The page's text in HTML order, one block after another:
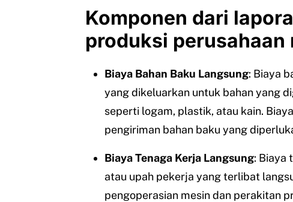
Komponen dari
produksi
Biaya Bahan Baku Langsung: Biaya
yang dikeluarkan untuk bahan yang
seperti logam, plastik, atau kain.
pengiriman bahan baku yang
Biaya Tenaga Kerja Langsung: Biaya
atau upah pekerja yang terlibat
pengoperasian mesin dan perakitan